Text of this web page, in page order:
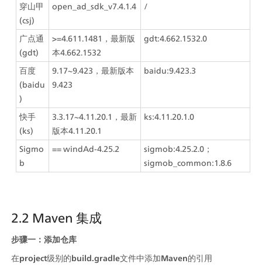
穿山甲
(csj)
open_ad_sdk_v7.4.1.4 /
广点通
(gdt)
>=4.611.1481，最新版
本4.662.1532
gdt:4.662.1532.0
百度
(baidu
)
9.17~9.423，最新版本
9.423
baidu:9.423.3
快手
(ks)
3.3.17~4.11.20.1，最新
版本4.11.20.1
ks:4.11.20.1.0
Sigmo
b
== windAd-4.25.2
sigmob:4.25.2.0；
sigmob_common:1.8.6
2.2 Maven 集成
步骤一：添加仓库
在project级别的build.gradle文件中添加Maven的引用